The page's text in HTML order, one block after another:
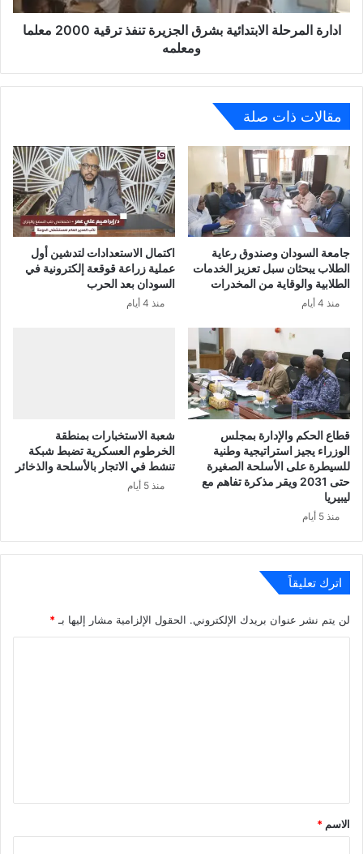
ادارة المرحلة الابتدائية بشرق الجزيرة تنفذ ترقية 2000 معلما
ومعلمه
مقالات ذات صلة
جامعة السودان وصندوق رعاية
الطلاب يبحثان سبل تعزيز الخدمات
الطلابية والوقاية من المخدرات
منذ 4 أيام
اكتمال الاستعدادات لتدشين أول
عملية زراعة قوقعة إلكترونية في
السودان بعد الحرب
منذ 4 أيام
قطاع الحكم والإدارة بمجلس
الوزراء يجيز استراتيجية وطنية
للسيطرة على الأسلحة الصغيرة
حتى 2031 ويقر مذكرة تفاهم مع
ليبيريا
منذ 5 أيام
شعبة الاستخبارات بمنطقة
الخرطوم العسكرية تضبط شبكة
تنشط في الاتجار بالأسلحة والذخائر
منذ 5 أيام
اترك تعليقاً
لن يتم نشر عنوان بريدك الإلكتروني. الحقول الإلزامية مشار إليها بـ*
*
الاسم *